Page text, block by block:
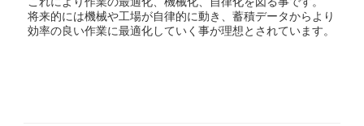
将来的には機械や工場が自律的に動き、蓄積データからより
効率の良い作業に最適化していく事が理想とされています。